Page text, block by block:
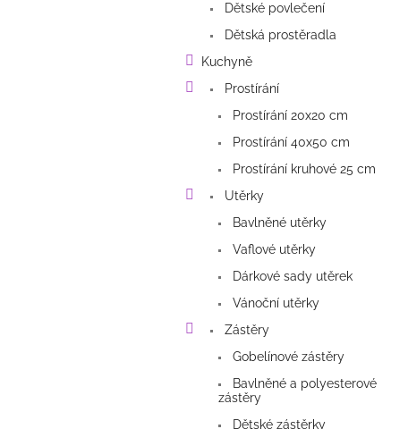
Dětské povlečení
Dětská prostěradla
Kuchyně
Prostírání
Prostírání 20x20 cm
Prostírání 40x50 cm
Prostírání kruhové 25 cm
Utěrky
Bavlněné utěrky
Vaflové utěrky
Dárkové sady utěrek
Vánoční utěrky
Zástěry
Gobelínové zástěry
Bavlněné a polyesterové
zástěry
Dětské zástěrky